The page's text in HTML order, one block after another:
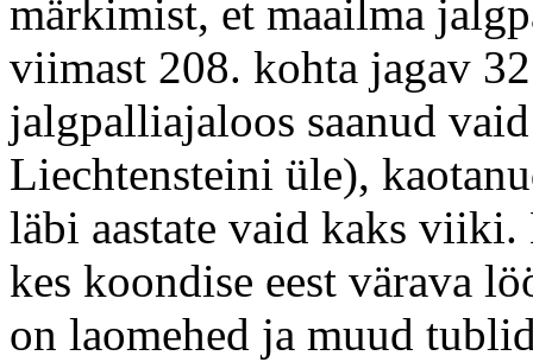
märkimist, et maailma
viimast 208. kohta jagav
jalgpalliajaloos saanud
Liechtensteini üle),
läbi aastate vaid kaks
kes koondise eest värava
on laomehed ja muud